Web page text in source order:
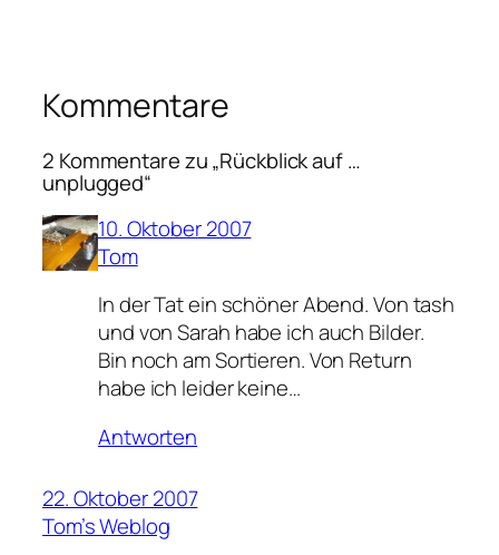
Kommentare
2 Kommentare zu „Rückblick auf …
unplugged“
10. Oktober 2007
Tom
In der Tat ein schöner Abend. Von tash
und von Sarah habe ich auch Bilder.
Bin noch am Sortieren. Von Return
habe ich leider keine…
Antworten
22. Oktober 2007
Tom’s Weblog